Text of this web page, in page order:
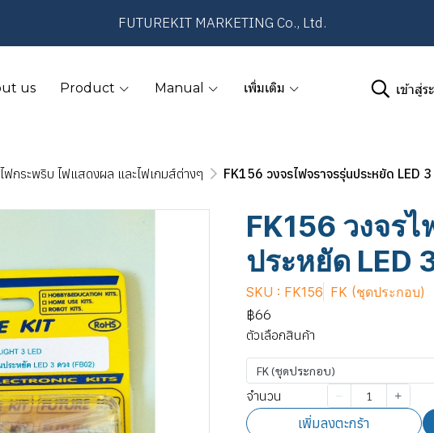
FUTUREKIT MARKETING Co., Ltd.
us Product Manual เพิ่มเติม เข้าสู่ร
ไฟกระพริบ ไฟแสดงผล และไฟเกมส์ต่างๆ FK156 วงจรไฟจราจรรุ่นประหยัด LED
FK156 วงจร
ประหยัด LED
SKU : FK156 FK (ชุดประกอบ)
฿66
ตัวเลือกสินค้า
FK (ชุดประกอบ)
จำนวน
เพิ่มลงตะกร้า